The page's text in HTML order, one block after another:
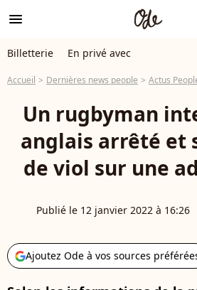
menu
Billetterie En privé avec
Accueil Dernières news people Actus
Un rugbyman
anglais arrêté et
de viol sur une
Publié le 12 janvier 2022 à 16:26
Ajoutez Ode à vos sources